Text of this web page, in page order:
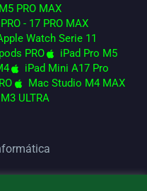
PRO MAX
- 17 PRO MAX
Watch Serie 11
PRO
iPad Pro M5
iPad Mini A17 Pro
Mac Studio M4 MAX
ULTRA